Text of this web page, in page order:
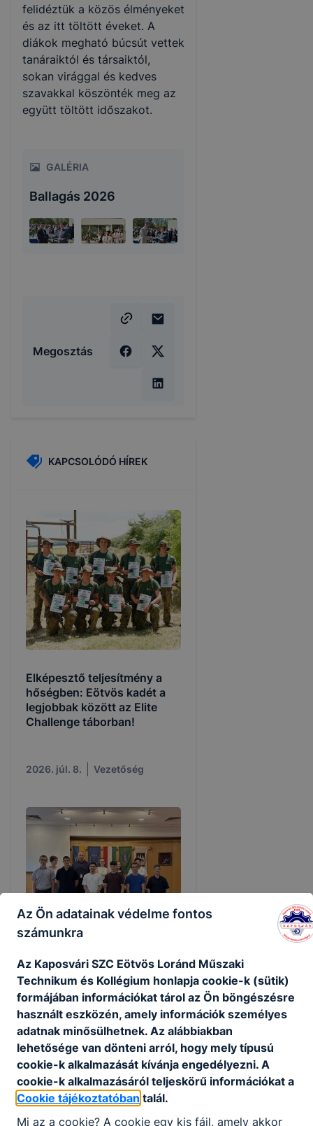
felidéztük a közös élményeket
és az itt töltött éveket. A
diákok megható búcsút vettek
tanáraiktól és társaiktól,
sokan virággal és kedves
szavakkal köszönték meg az
együtt töltött időszakot.
GALÉRIA
Ballagás 2026
Megosztás
KAPCSOLÓDÓ HÍREK
Elképesztő teljesítmény a
hőségben: Eötvös kadét a
legjobbak között az Elite
Challenge táborban!
2026. júl. 8. Vezetőség
Két eötvösös diák is elnyerte
a DDGK ösztöndíját
2026. jún. 24. Vezetőség
Az Ön adatainak védelme fontos
számunkra
Az Kaposvári SZC Eötvös Loránd Műszaki
Technikum és Kollégium honlapja cookie-k (sütik)
formájában információkat tárol az Ön böngészésre
használt eszközén, amely információk személyes
adatnak minősülhetnek. Az alábbiakban
lehetősége van dönteni arról, hogy mely típusú
cookie-k alkalmazását kívánja engedélyezni. A
cookie-k alkalmazásáról teljeskörű információkat a
Cookie tájékoztatóban talál.
Mi az a cookie? A cookie egy kis fájl, amely akkor